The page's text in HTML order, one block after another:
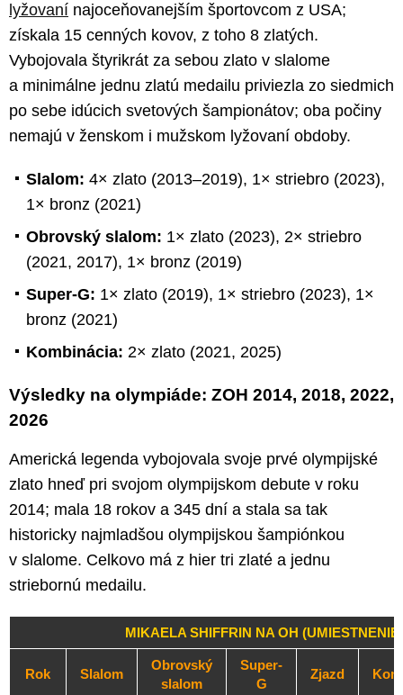
lyžovaní najoceňovanejším športovcom z USA;
získala 15 cenných kovov, z toho 8 zlatých.
Vybojovala štyrikrát za sebou zlato v slalome
a minimálne jednu zlatú medailu priviezla zo siedmich
po sebe idúcich svetových šampionátov; oba počiny
nemajú v ženskom i mužskom lyžovaní obdoby.
Slalom: 4× zlato (2013–2019), 1× striebro (2023),
1× bronz (2021)
Obrovský slalom: 1× zlato (2023), 2× striebro
(2021, 2017), 1× bronz (2019)
Super-G: 1× zlato (2019), 1× striebro (2023), 1×
bronz (2021)
Kombinácia: 2× zlato (2021, 2025)
Výsledky na olympiáde: ZOH 2014, 2018, 2022,
2026
Americká legenda vybojovala svoje prvé olympijské
zlato hneď pri svojom olympijskom debute v roku
2014; mala 18 rokov a 345 dní a stala sa tak
historicky najmladšou olympijskou šampiónkou
v slalome. Celkovo má z hier tri zlaté a jednu
striebornú medailu.
MIKAELA SHIFFRIN NA OH (UMIESTNENIE)
Rok Slalom
Obrovský
slalom
Super-
G
Zjazd